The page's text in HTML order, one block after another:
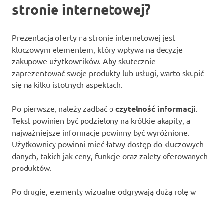
stronie internetowej?
Prezentacja oferty na stronie internetowej jest
kluczowym elementem, który wpływa na decyzje
zakupowe użytkowników. Aby skutecznie
zaprezentować swoje produkty lub usługi, warto skupić
się na kilku istotnych aspektach.
Po pierwsze, należy zadbać o czytelność informacji.
Tekst powinien być podzielony na krótkie akapity, a
najważniejsze informacje powinny być wyróżnione.
Użytkownicy powinni mieć łatwy dostęp do kluczowych
danych, takich jak ceny, funkcje oraz zalety oferowanych
produktów.
Po drugie, elementy wizualne odgrywają dużą rolę w